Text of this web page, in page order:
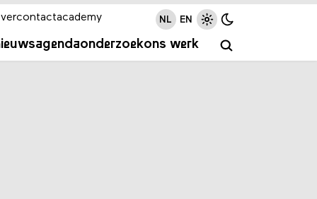
agendaonderzoekons werk
contactacademy NL EN